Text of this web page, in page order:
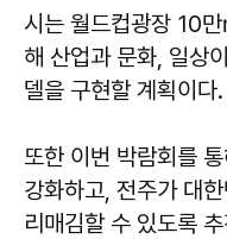
시는 월드컵광장 10
해 산업과 문화, 일상
델을 구현할 계획이다.
또한 이번 박람회를
강화하고, 전주가 대
리매김할 수 있도록